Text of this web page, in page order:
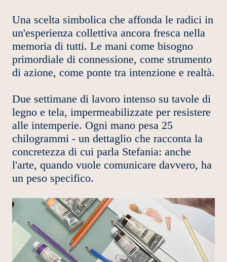
Una scelta simbolica che affonda le radici in
un'esperienza collettiva ancora fresca nella
memoria di tutti. Le mani come bisogno
primordiale di connessione, come strumento
di azione, come ponte tra intenzione e realtà.
Due settimane di lavoro intenso su tavole di
legno e tela, impermeabilizzate per resistere
alle intemperie. Ogni mano pesa 25
chilogrammi - un dettaglio che racconta la
concretezza di cui parla Stefania: anche
l'arte, quando vuole comunicare davvero, ha
un peso specifico.